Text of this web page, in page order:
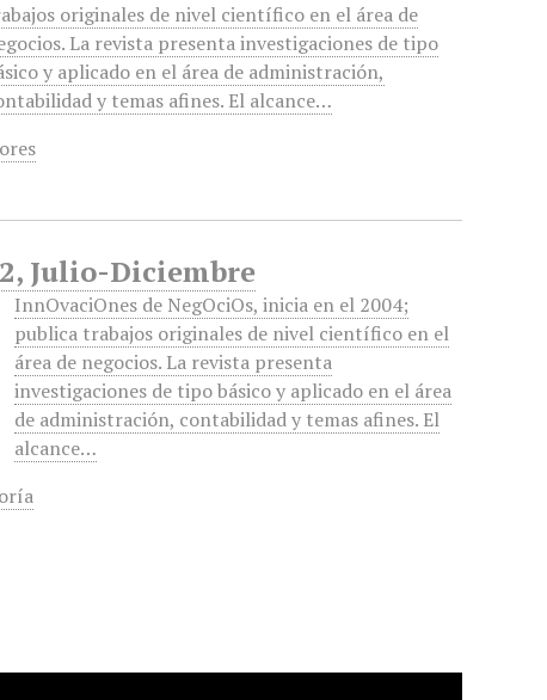
originales de nivel científico en el área de
La revista presenta investigaciones de tipo
y aplicado en el área de administración,
y temas afines. El alcance…
Julio-Diciembre
InnOvaciOnes de NegOciOs, inicia en el 2004;
publica trabajos originales de nivel científico en el
área de negocios. La revista presenta
investigaciones de tipo básico y aplicado en el área
de administración, contabilidad y temas afines. El
alcance…